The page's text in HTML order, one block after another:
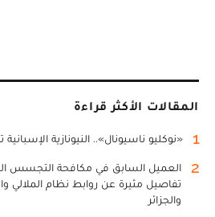
المقالات الأكثر قراءة
1 «نوكليو ناسيونال».. النيونازية
2
العميل السابق في مكافحة التجسس
تفاصيل مثيرة عن روابط نظام الملالي
والجزائر